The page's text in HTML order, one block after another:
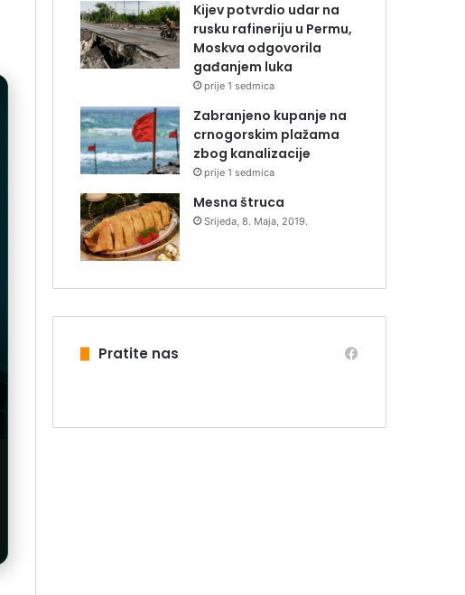
Kijev potvrdio udar na
rusku rafineriju u Permu,
Moskva odgovorila
gađanjem luka
prije 1 sedmica
Zabranjeno kupanje na
crnogorskim plažama
zbog kanalizacije
prije 1 sedmica
Mesna štruca
Srijeda, 8. Maja, 2019.
Pratite nas